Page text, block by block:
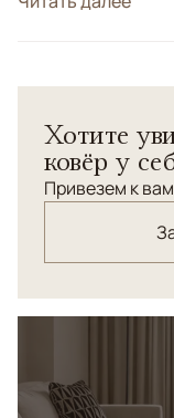
в Пакистане по
высшего
Хотите
ковёр у
Привезем к